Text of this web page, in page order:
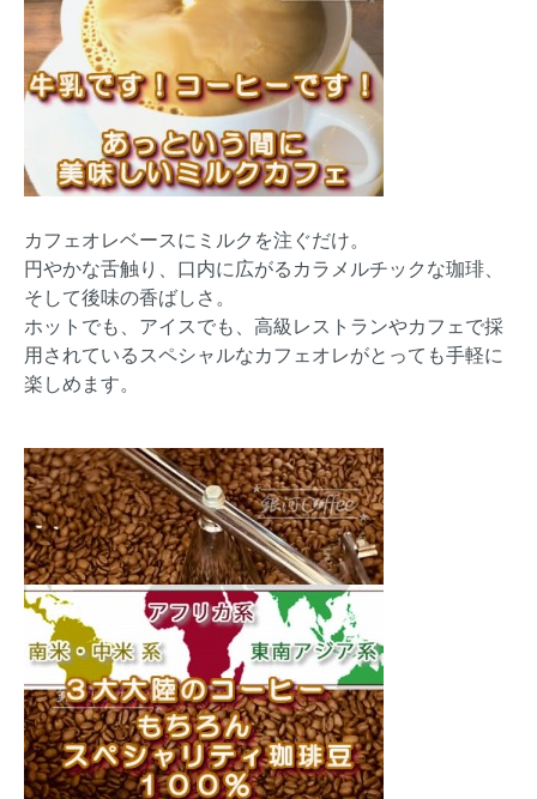
カフェオレベースにミルクを注ぐだけ。
円やかな舌触り、口内に広がるカラメルチックな珈琲、
そして後味の香ばしさ。
ホットでも、アイスでも、高級レストランやカフェで採
用されているスペシャルなカフェオレがとっても手軽に
楽しめます。